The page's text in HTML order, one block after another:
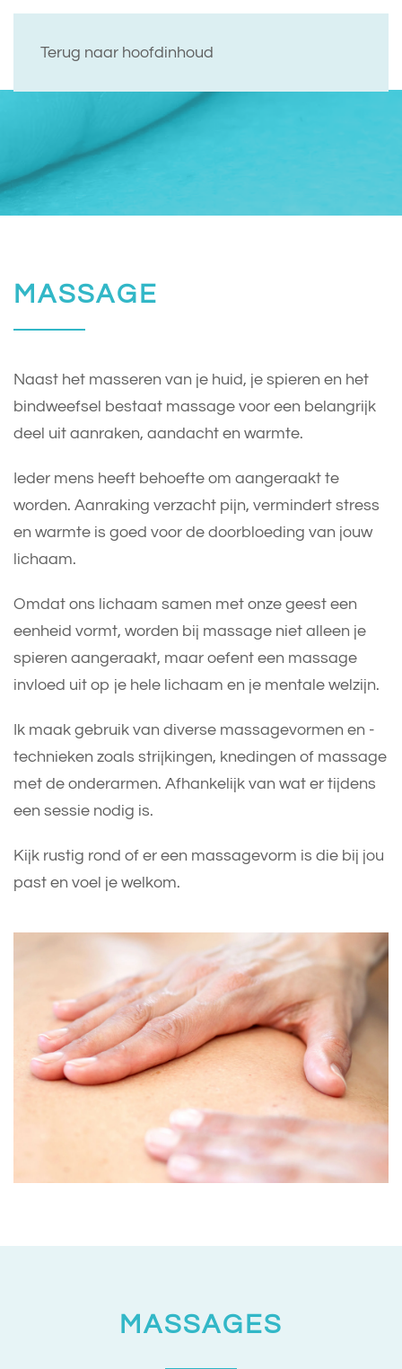
Terug naar hoofdinhoud
MASSAGE
Naast het masseren van je huid, je spieren en het
bindweefsel bestaat massage voor een belangrijk
deel uit aanraken, aandacht en warmte.
Ieder mens heeft behoefte om aangeraakt te
worden. Aanraking verzacht pijn, vermindert stress
en warmte is goed voor de doorbloeding van jouw
lichaam.
Omdat ons lichaam samen met onze geest een
eenheid vormt, worden bij massage niet alleen je
spieren aangeraakt, maar oefent een massage
invloed uit op je hele lichaam en je mentale welzijn.
Ik maak gebruik van diverse massagevormen en -
technieken zoals strijkingen, knedingen of massage
met de onderarmen. Afhankelijk van wat er tijdens
een sessie nodig is.
Kijk rustig rond of er een massagevorm is die bij jou
past en voel je welkom.
MASSAGES